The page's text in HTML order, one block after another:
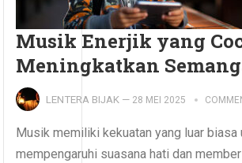
Musik Enerjik yang
Meningkatkan
LENTERA BIJAK — 28 MEI 2025
Musik memiliki kekuatan yang luar biasa
mempengaruhi suasana hati dan